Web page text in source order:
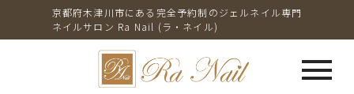
京都府木津川市にある完全予約制のジェルネイル専門
ネイルサロン Ra Nail (ラ・ネイル)
menu